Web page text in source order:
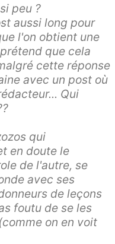
peu ?
aussi long pour
l'on obtient une
que cela
cette réponse
avec un post où
Qui
qui
en doute le
de l'autre, se
avec ses
de leçons
foutu de se les
on en voit